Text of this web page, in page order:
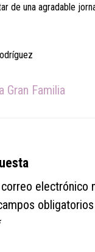
de una agradable
Gran Familia
electrónico